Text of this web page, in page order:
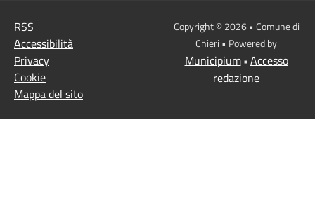
RSS
Accessibilità
Privacy
Cookie
Mappa del sito
Copyright © 2026 • Comune di
Chieri • Powered by
Municipium• Accesso
redazione